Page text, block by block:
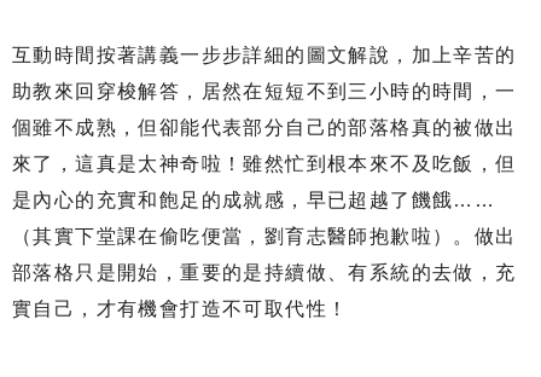
互動時間按著講義一步步詳細的圖文解說，加上辛苦的
助教來回穿梭解答，居然在短短不到三小時的時間，一
個雖不成熟，但卻能代表部分自己的部落格真的被做出
來了，這真是太神奇啦！雖然忙到根本來不及吃飯，但
是內心的充實和飽足的成就感，早已超越了饑餓……
（其實下堂課在偷吃便當，劉育志醫師抱歉啦）。做出
部落格只是開始，重要的是持續做、有系統的去做，充
實自己，才有機會打造不可取代性！